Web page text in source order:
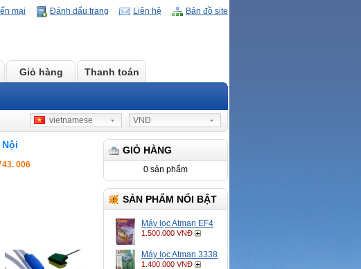
mại Đánh dấu trang Liên hệ Bản đồ site
Giỏ hàng Thanh toán
VNĐ
vietnamese
GIỎ HÀNG
0 sản phẩm
SẢN PHẨM NỔI BẬT
Máy lọc Atman EF4
1.500.000 VNĐ
Máy lọc Atman 3338
1.400.000 VNĐ
006